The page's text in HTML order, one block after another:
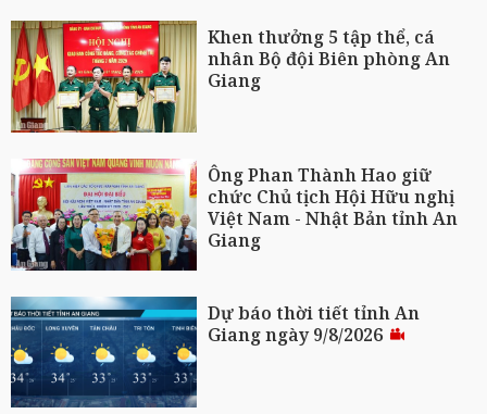
Khen thưởng 5 tập thể, cá
nhân Bộ đội Biên phòng An
Giang
Ông Phan Thành Hao giữ
chức Chủ tịch Hội Hữu nghị
Việt Nam - Nhật Bản tỉnh An
Giang
Dự báo thời tiết tỉnh An
Giang ngày 9/8/2026